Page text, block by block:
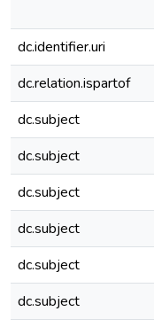
dc.identifier.uri
dc.relation.ispartof
dc.subject
dc.subject
dc.subject
dc.subject
dc.subject
dc.subject